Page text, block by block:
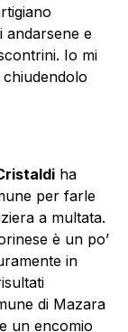
andarsene e
Io mi
ha
per farle
a multata.
è un po’
in
di Mazara
un encomio